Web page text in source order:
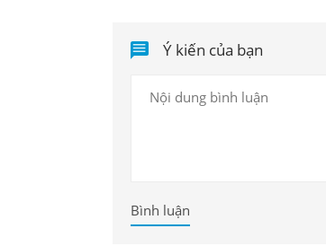
Ý kiến của bạn
Bình luận